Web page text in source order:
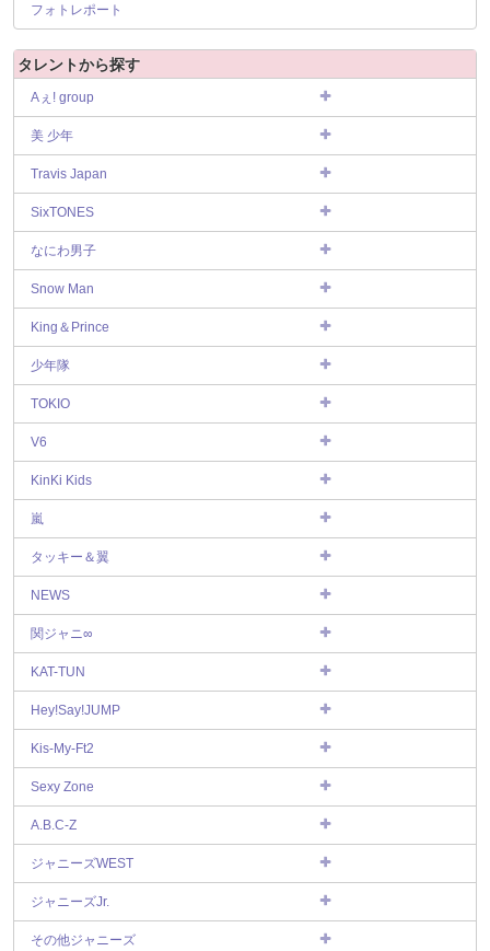
フォトレポート
タレントから探す
Aぇ! group
美 少年
Travis Japan
SixTONES
なにわ男子
Snow Man
King＆Prince
少年隊
TOKIO
V6
KinKi Kids
嵐
タッキー＆翼
NEWS
関ジャニ∞
KAT-TUN
Hey!Say!JUMP
Kis-My-Ft2
Sexy Zone
A.B.C-Z
ジャニーズWEST
ジャニーズJr.
その他ジャニーズ